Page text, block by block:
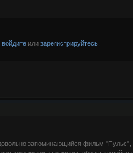
войдите илизарегистрируйтесь
запоминающийся фильм